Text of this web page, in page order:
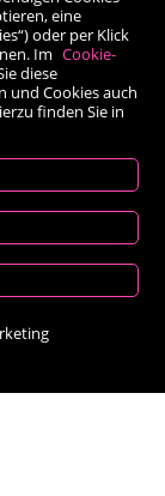
eine
oder per Klick
Im Cookie-
diese
und Cookies auch
finden Sie in